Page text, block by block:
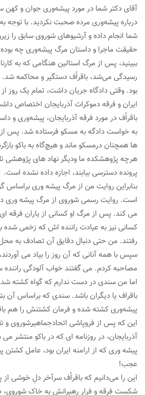
آقای دکتر شما در مورد پیشه‌وری جوان و کهن
درباره پیشه‌وری مرده صحبت نکردید. با توجه
شما انجام داده و آرشیوهای شوروی سابق را زیرو
حقیقت ماجرا و داستان مرگ پیشه‌وری چه
ببینید، پس از مرگ استالین هنگامی که به
رسیدگی می‌شد، باقراُف دستگیر و محاکمه شد.
بود. وقتی دادگاه جریان داشت، تمام یک روز از
ایران و فرقه دموکرات آذربایجان اختصاص
باقراُف در مورد فرقه آذربایجان، پیشه‌وری و
به خواست دادگه به مسکو فرستاده شد. پس از
ها همچنان درمسکو ماند و هیچ‌گاه به باکو
هرچه پژوهشکده ما ودیگر نهاد های پژوهشی
پرونده دسترسی بیابند، اجازه داده نشده است.
بنابراین روایت من از مرگ پیشه وری براساس
است. روایت رسمی شوروی از مرگ پیشه وری در
می کند. پس از مرگ او کسانی از یاران فرقه ای
کسانی نیز به عیادت راننده اش که زخمی شده بود
رفتند. من حتی دنبال دقایق آن تصادف به محل
سپس با همه آنانی که آن روز را بیاد می آوردند،
مصاحبه کردم. می گفتند خواب آلودگی راننده
اما من سندی در دست ندارم که گواه کشته
باقراف یا دیگران باشد. سندی که براساس آن
پیشه‌وری کشته شده و فرمان کشتنش را هم
این که پس از فروپاشی اتحادجماهیرشوروی و
آذربایجان، در روزنامه ای که در باکو منتشر می
پیشه وری که از ارامنه ایران بود، عامل کشتن
عجب!
این را می‌دانیم که باقراُف سرآخر دلِ خوشی از
شکست فرقه و فرار رهبرانش به خاک شوروی،